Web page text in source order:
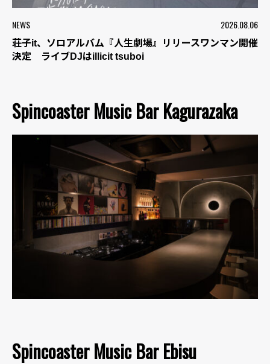
NEWS 2026.08.06
荘子it、ソロアルバム『人生劇場』リリースワンマン開催
決定 ライブDJはillicit tsuboi
Spincoaster Music Bar Kagurazaka
Spincoaster Music Bar Ebisu